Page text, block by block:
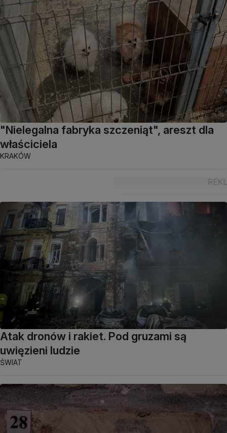
"Nielegalna fabryka szczeniąt", areszt dla
właściciela
KRAKÓW
Atak dronów i rakiet. Pod gruzami są
uwięzieni ludzie
ŚWIAT